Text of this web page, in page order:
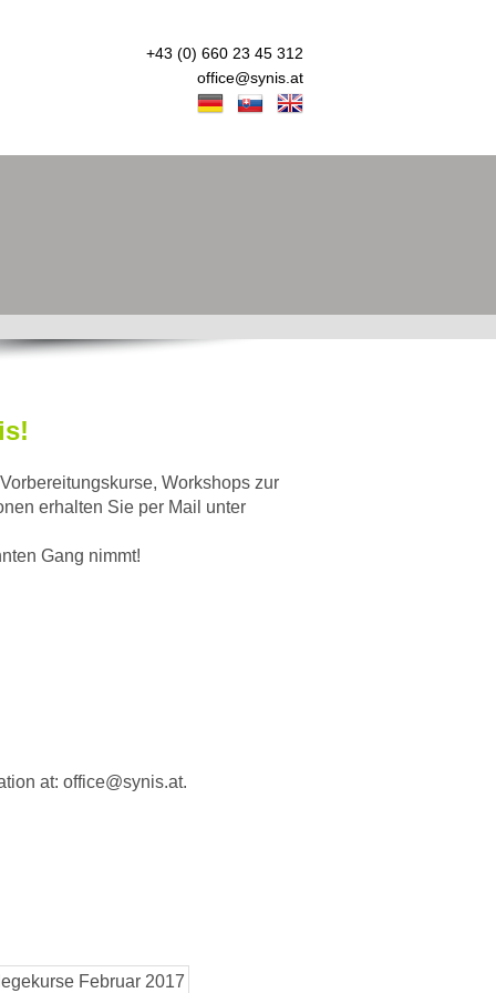
+43 (0) 660 23 45 312
office@synis.at
Workshops zur
erhalten Sie per Mail unter
Gang nimmt!
at: office@synis.at.